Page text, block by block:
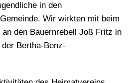
in den
Wir wirkten mit beim
den Bauernrebell Joß Fritz in
Bertha-Benz-